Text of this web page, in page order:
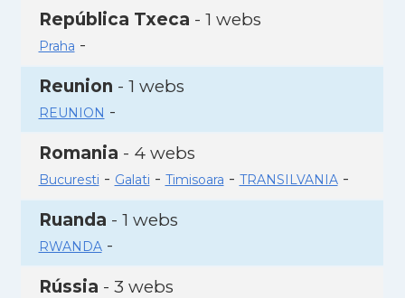
República Txeca - 1 webs
Praha -
Reunion - 1 webs
REUNION -
Romania - 4 webs
Bucuresti - Galati - Timisoara - TRANSILVANIA-
Ruanda - 1 webs
RWANDA-
Rússia - 3 webs